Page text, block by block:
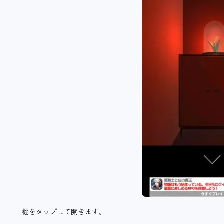
棚をタップして開きます。